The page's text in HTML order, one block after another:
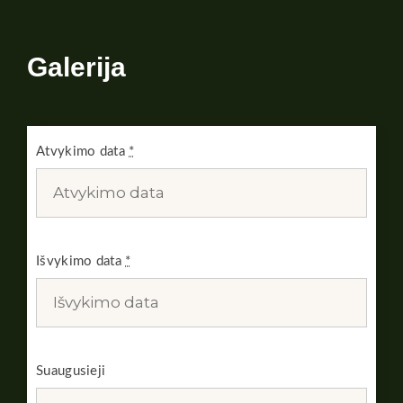
Galerija
Atvykimo data *
Išvykimo data *
Suaugusieji